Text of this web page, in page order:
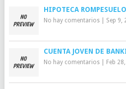
HIPOTECA
No hay comentarios| Sep 9,
CUENTA JOVEN DE
No hay comentarios| Feb